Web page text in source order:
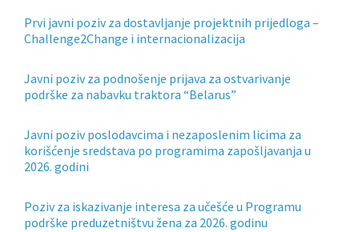
Prvi javni poziv za dostavljanje projektnih prijedloga –
Challenge2Change i internacionalizacija
Javni poziv za podnošenje prijava za ostvarivanje
podrške za nabavku traktora “Belarus”
Javni poziv poslodavcima i nezaposlenim licima za
korišćenje sredstava po programima zapošljavanja u
2026. godini
Poziv za iskazivanje interesa za učešće u Programu
podrške preduzetništvu žena za 2026. godinu